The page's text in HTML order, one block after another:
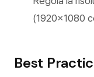
(1920x1080
Best